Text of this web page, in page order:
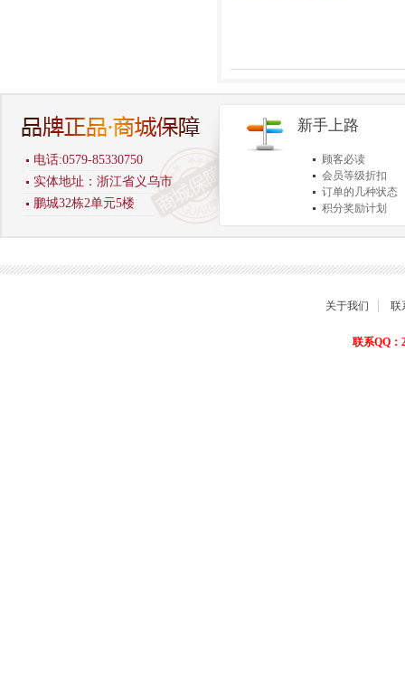
电话:0579-85330750
实体地址：浙江省义乌市
鹏城32栋2单元5楼
新手上路
顾客必读
会员等级折扣
订单的几种状态
积分奖励计划
商品退货保障
关于我们 联
联系QQ：